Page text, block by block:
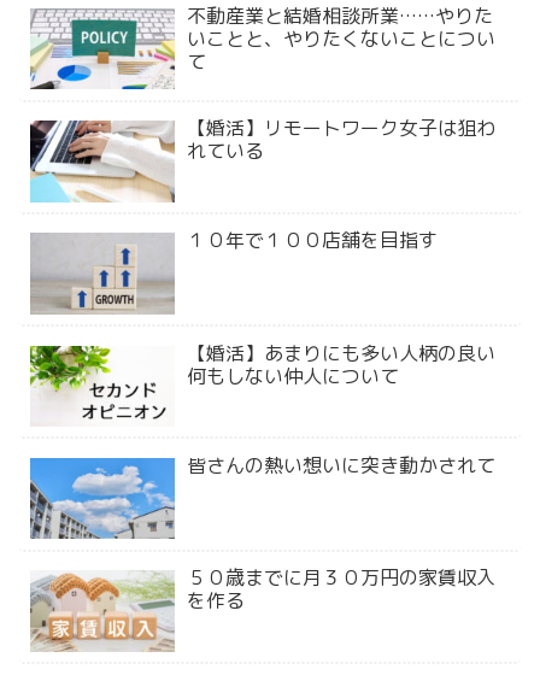
不動産業と結婚相談所業……やりた
いことと、やりたくないことについ
て
【婚活】リモートワーク女子は狙わ
れている
１０年で１００店舗を目指す
【婚活】あまりにも多い人柄の良い
何もしない仲人について
皆さんの熱い想いに突き動かされて
５０歳までに月３０万円の家賃収入
を作る